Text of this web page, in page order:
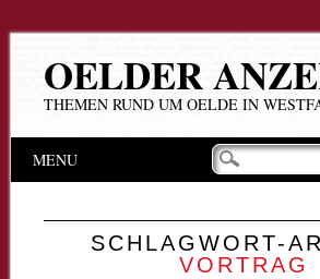
OELDER
THEMEN RUND UM OELDE IN
Hauptmenü
Inhalt
MENU
SCHLAGWORT-
VORTRAG